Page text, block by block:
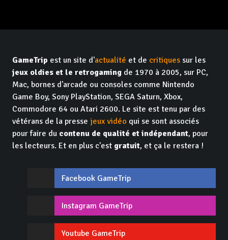
GameTrip est un site d'actualité et de critiques sur les
jeux oldies et le retrogaming de 1970 à 2005, sur PC,
Mac, bornes d'arcade ou consoles comme Nintendo
Game Boy, Sony PlayStation, SEGA Saturn, Xbox,
Commodore 64 ou Atari 2600. Le site est tenu par des
vétérans de la presse jeux vidéo qui se sont associés
pour faire du contenu de qualité et indépendant, pour
les lecteurs. Et en plus c'est gratuit, et ça le restera !
Facebook GameTrip
Instagram GameTrip
Youtube GameTrip